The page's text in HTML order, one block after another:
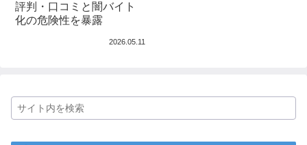
評判・口コミと闇バイト
化の危険性を暴露
2026.05.11